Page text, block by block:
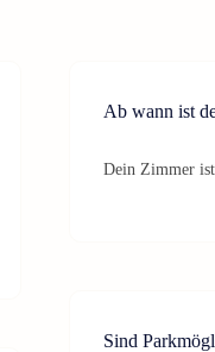
Ab wann ist
Dein Zimmer
Sind